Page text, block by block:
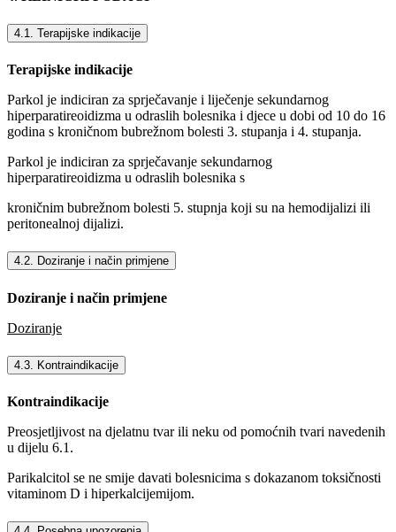
4.1. Terapijske indikacije
Terapijske indikacije
Parkol je indiciran za sprječavanje i liječenje sekundarnog
hiperparatireoidizma u odraslih bolesnika i djece u dobi od 10 do 16
godina s kroničnom bubrežnom bolesti 3. stupanja i 4. stupanja.
Parkol je indiciran za sprječavanje sekundarnog
hiperparatireoidizma u odraslih bolesnika s
kroničnim bubrežnom bolesti 5. stupnja koji su na hemodijalizi ili
peritonealnoj dijalizi.
4.2. Doziranje i način primjene
Doziranje i način primjene
Doziranje
4.3. Kontraindikacije
Kontraindikacije
Preosjetljivost na djelatnu tvar ili neku od pomoćnih tvari navedenih
u dijelu 6.1.
Parikalcitol se ne smije davati bolesnicima s dokazanom toksičnosti
vitaminom D i hiperkalcijemijom.